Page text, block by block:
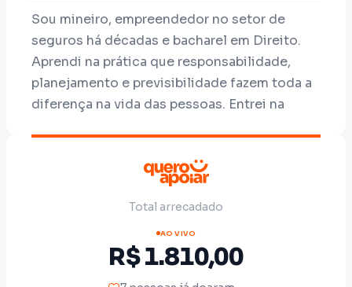
Sou mineiro, empreendedor no setor de
seguros há décadas e bacharel em Direito.
Aprendi na prática que responsabilidade,
planejamento e previsibilidade fazem toda a
diferença na vida das pessoas. Entrei na
mais de gestão séria.
Sou conservador nos valores, liberal na
economia e responsável com o dinheiro
público. Defendo família, propriedade,
trabalho e fé — pilares que sempre
Total arrecadado
AO VIVO
R$ 1.810,00